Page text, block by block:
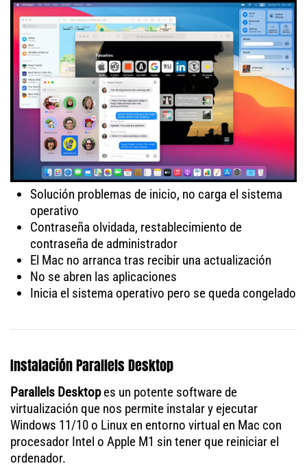
Solución problemas de inicio, no carga el sistema
operativo
Contraseña olvidada, restablecimiento de
contraseña de administrador
El Mac no arranca tras recibir una actualización
No se abren las aplicaciones
Inicia el sistema operativo pero se queda congelado
Instalación Parallels Desktop
Parallels Desktopes un potente software de
virtualización que nos permite instalar y ejecutar
Windows 11/10 o Linux en entorno virtual en Mac con
procesador Intel o Apple M1 sin tener que reiniciar el
ordenador.